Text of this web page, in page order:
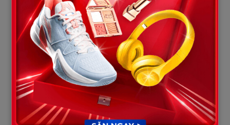
Tôi nắm chặt tay bố mẹ chồng, thều thào: “Bố mẹ ơi, con đau
quá… nhưng hôm nay là ngày trọng đại của công ty, để Huy ở lại
đón khách đi, con tự vào viện được.” Bố chồng tôi đập bàn:
“Thằng Huy, mày điên à? Vợ mày đi đẻ mà mày còn nghĩ đến tiệc
tùng? Mau đưa nó vào viện ngay!”
Tại bệnh viện, tôi nhất quyết yêu cầu Huy phải ở trong phòng
sinh để “chứng kiến khoảnh khắc thiêng liêng”. Thực ra, tôi
muốn anh ta không thể liên lạc được với Vy, để cô ta phát điên vì
bị bỏ rơi trong ngày kỷ niệm mà Huy đã hứa sẽ công khai cô ta.
Tiếng khóc chào đời của con trai tôi vang lên cũng là lúc chiếc